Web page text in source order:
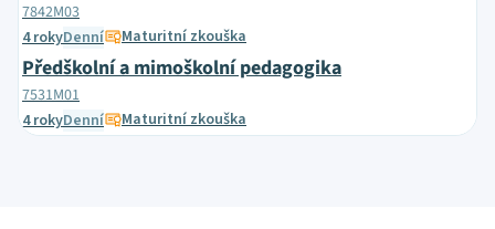
7842M03
4 rokyDenní Maturitní zkouška
Předškolní a mimoškolní pedagogika
7531M01
4 rokyDenní Maturitní zkouška